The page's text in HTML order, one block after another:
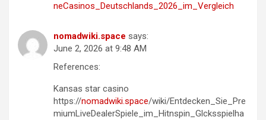
neCasinos_Deutschlands_2026_im_Vergleich
nomadwiki.space says:
June 2, 2026 at 9:48 AM
References:
Kansas star casino
https://nomadwiki.space/wiki/Entdecken_Sie_Pre
miumLiveDealerSpiele_im_Hitnspin_Glcksspielha